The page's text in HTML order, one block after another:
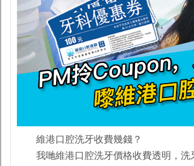
維港口腔洗牙收費幾錢？
我哋維港口腔洗牙價格收費透明，